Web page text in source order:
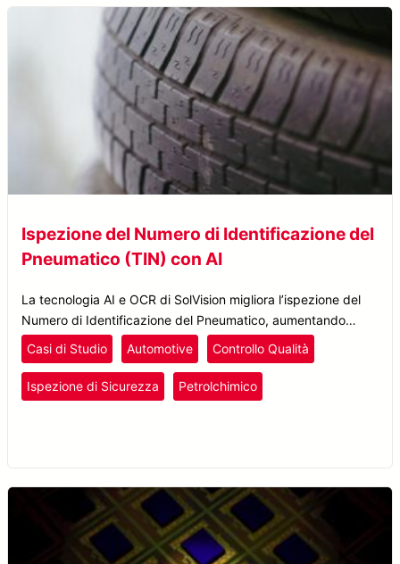
Ispezione del Numero di Identificazione del
Pneumatico (TIN) con AI
La tecnologia AI e OCR di SolVision migliora l’ispezione del
Numero di Identificazione del Pneumatico, aumentando
precisione, efficienza e controllo qualità nella produzione di
pneumatici.
Casi di Studio Automotive Controllo Qualità
Ispezione di Sicurezza Petrolchimico